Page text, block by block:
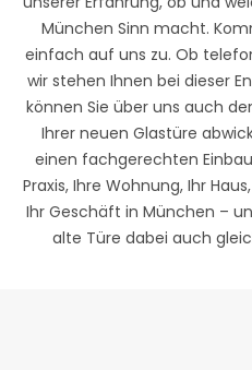
München Sinn macht.
einfach auf uns zu. Ob
wir stehen Ihnen bei dieser
können Sie über uns auch
Ihrer neuen Glastüre
einen fachgerechten
Praxis, Ihre Wohnung, Ihr
Ihr Geschäft in München –
alte Türe dabei auch